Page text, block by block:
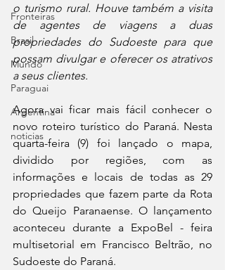
Fronteiras
Brasil
Mundo
Paraguai
Argentina
noticias
o turismo rural. Houve também a visita
de agentes de viagens a duas
propriedades do Sudoeste para que
possam divulgar e oferecer os atrativos
a seus clientes.
Agora vai ficar mais fácil conhecer o
novo roteiro turístico do Paraná. Nesta
quarta-feira (9) foi lançado o mapa,
dividido por regiões, com as
informações e locais de todas as 29
propriedades que fazem parte da Rota
do Queijo Paranaense. O lançamento
aconteceu durante a ExpoBel - feira
multisetorial em Francisco Beltrão, no
Sudoeste do Paraná.